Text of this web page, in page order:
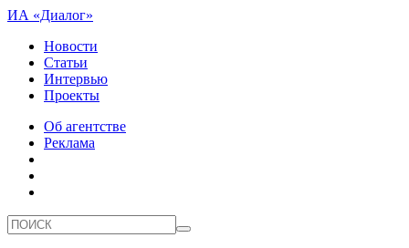
ИА «Диалог»
Новости
Статьи
Интервью
Проекты
Об агентстве
Реклама